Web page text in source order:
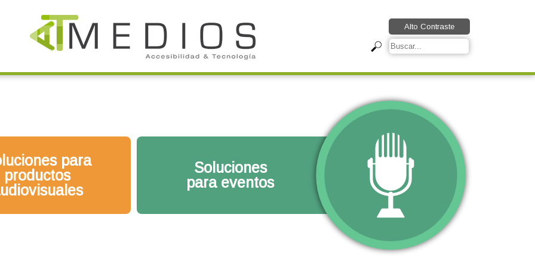
Alto Contraste
para
productos
Soluciones
para eventos